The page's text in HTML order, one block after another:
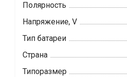
Полярность
Напряжение, V
Тип батареи
Страна
Типоразмер